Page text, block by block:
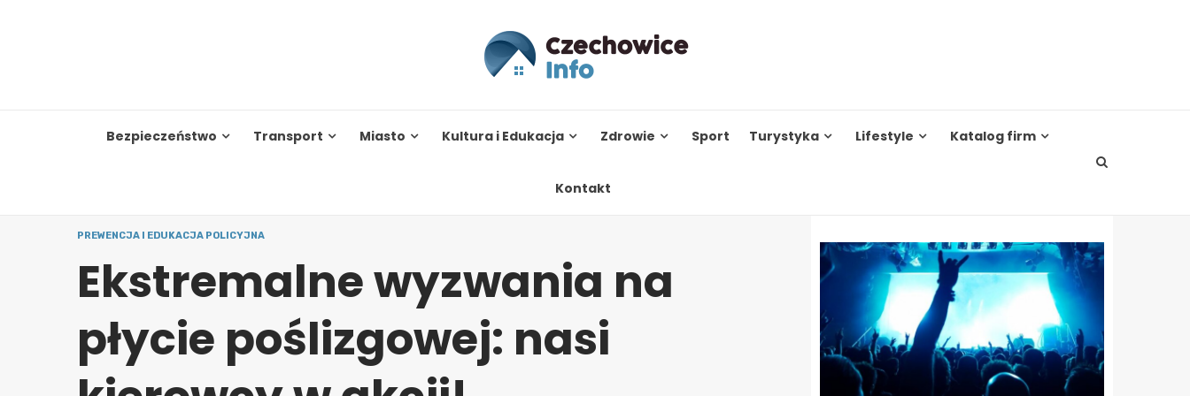
Bezpieczeństwo Transport Miasto Kultura i Edukacja Zdrowie Sport Turystyka Lifestyle Katalog firm
Kontakt
PREWENCJA I EDUKACJA POLICYJNA
Ekstremalne wyzwania na
płycie poślizgowej: nasi